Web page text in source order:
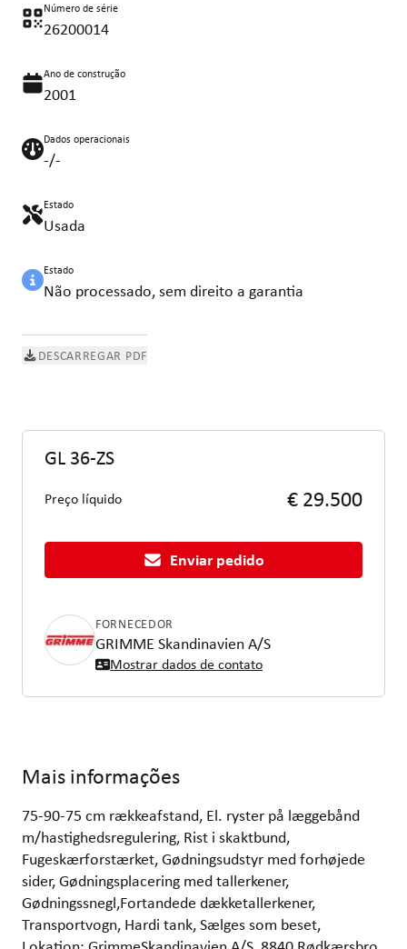
Número de série
26200014
Ano de construção
2001
Dados operacionais
-/-
Estado
Usada
Estado
Não processado, sem direito a garantia
DESCARREGAR PDF
GL 36-ZS
Preço líquido € 29.500
Enviar pedido
FORNECEDOR
GRIMME Skandinavien A/S
Mostrar dados de contato
Mais informações
75-90-75 cm rækkeafstand, El. ryster på læggebånd
m/hastighedsregulering, Rist i skaktbund,
Fugeskærforstærket, Gødningsudstyr med forhøjede
sider, Gødningsplacering med tallerkener,
Gødningssnegl,Fortandede dækketallerkener,
Transportvogn, Hardi tank, Sælges som beset,